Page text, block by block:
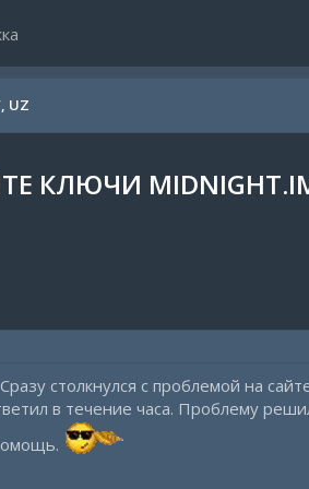
UZ
КЛЮЧИ
столкнулся с проблемой на
в течение часа. Проблему